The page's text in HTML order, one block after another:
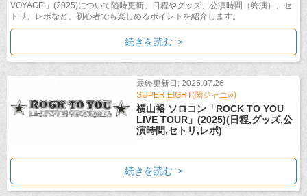
VOYAGE'」(2025)について随時更新。日程やグッズ、公演時間（終演）、セ
トリ、レポなど、初心者でも楽しめるポイントを紹介します。
続きを読む
最終更新日: 2025.07.26
SUPER EIGHT(関ジャニ∞)
横山裕 ソロコン「ROCK TO YOU
LIVE TOUR」(2025)(日程,グッズ,公
演時間,セトリ,レポ)
続きを読む